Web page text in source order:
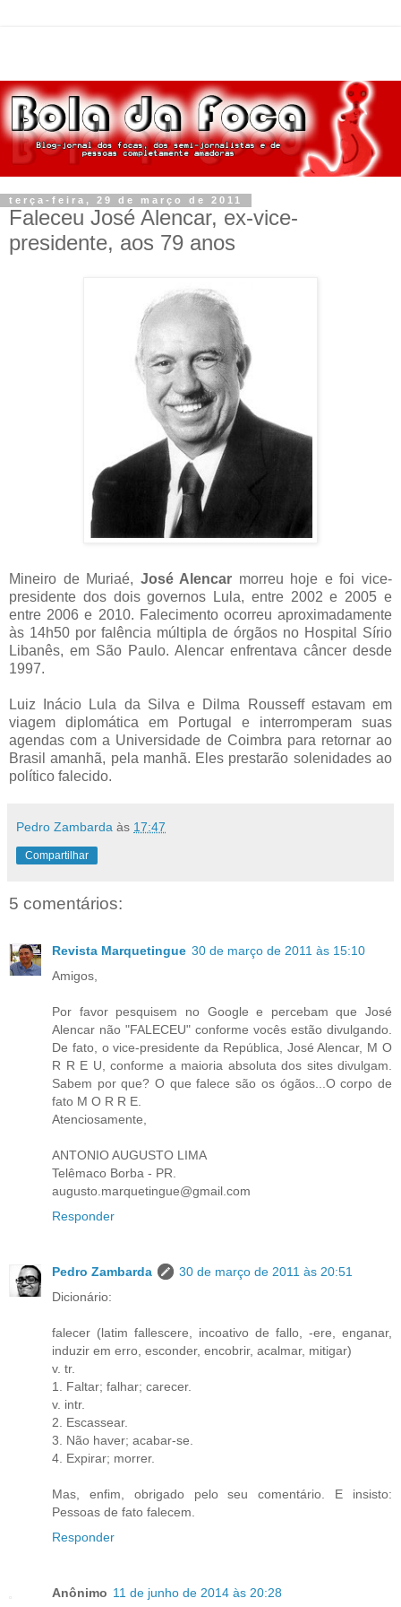
terça-feira, 29 de março de 2011
Faleceu José Alencar, ex-vice-
presidente, aos 79 anos
Mineiro de Muriaé, José Alencar morreu hoje e foi vice-
presidente dos dois governos Lula, entre 2002 e 2005 e
entre 2006 e 2010. Falecimento ocorreu aproximadamente
às 14h50 por falência múltipla de órgãos no Hospital Sírio
Libanês, em São Paulo. Alencar enfrentava câncer desde
1997.
Luiz Inácio Lula da Silva e Dilma Rousseff estavam em
viagem diplomática em Portugal e interromperam suas
agendas com a Universidade de Coimbra para retornar ao
Brasil amanhã, pela manhã. Eles prestarão solenidades ao
político falecido.
Pedro Zambarda às 17:47
Compartilhar
5 comentários:
Revista Marquetingue 30 de março de 2011 às 15:10
Amigos,
Por favor pesquisem no Google e percebam que José
Alencar não "FALECEU" conforme vocês estão divulgando.
De fato, o vice-presidente da República, José Alencar, M O
R R E U, conforme a maioria absoluta dos sites divulgam.
Sabem por que? O que falece são os ógãos...O corpo de
fato M O R R E.
Atenciosamente,
ANTONIO AUGUSTO LIMA
Telêmaco Borba - PR.
augusto.marquetingue@gmail.com
Responder
Pedro Zambarda
30 de março de 2011 às 20:51
Dicionário:
falecer (latim fallescere, incoativo de fallo, -ere, enganar,
induzir em erro, esconder, encobrir, acalmar, mitigar)
v. tr.
1. Faltar; falhar; carecer.
v. intr.
2. Escassear.
3. Não haver; acabar-se.
4. Expirar; morrer.
Mas, enfim, obrigado pelo seu comentário. E insisto:
Pessoas de fato falecem.
Responder
Anônimo 11 de junho de 2014 às 20:28